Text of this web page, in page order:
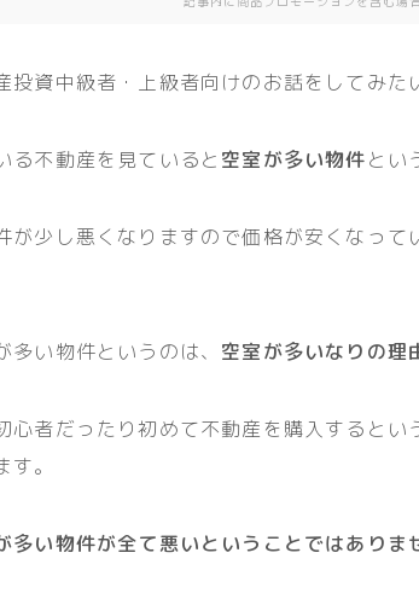
投資中級者・上級者向けのお話をしてみた
る不動産を見ていると 空室が多い物件とい
が少し悪くなりますので価格が安くなっ
多い物件というのは、 空室が多いなりの理
心者だったり初めて不動産を購入すると
。
多い物件が全て悪いということではありま